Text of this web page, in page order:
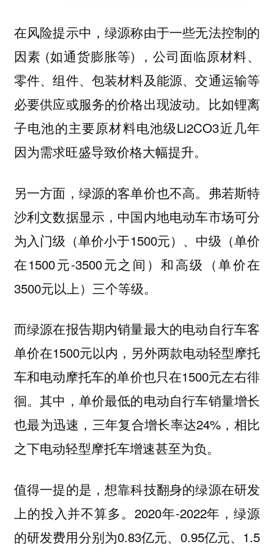
在风险提示中，绿源称由于一些无法控制的
因素 (如通货膨胀等) ，公司面临原材料、
零件、组件、包装材料及能源、交通运输等
必要供应或服务的价格出现波动。比如锂离
子电池的主要原材料电池级Li2CO3近几年
因为需求旺盛导致价格大幅提升。
另一方面，绿源的客单价也不高。弗若斯特
沙利文数据显示，中国内地电动车市场可分
为入门级（单价小于1500元）、中级（单价
在1500元-3500元之间）和高级（单价在
3500元以上）三个等级。
而绿源在报告期内销量最大的电动自行车客
单价在1500元以内，另外两款电动轻型摩托
车和电动摩托车的单价也只在1500元左右徘
徊。其中，单价最低的电动自行车销量增长
也最为迅速，三年复合增长率达24%，相比
之下电动轻型摩托车增速甚至为负。
值得一提的是，想靠科技翻身的绿源在研发
上的投入并不算多。2020年-2022年，绿源
的研发费用分别为0.83亿元、0.95亿元、1.5